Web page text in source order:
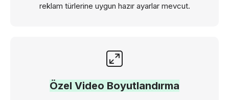
reklam türlerine uygun hazır ayarlar mevcut.
Özel Video Boyutlandırma